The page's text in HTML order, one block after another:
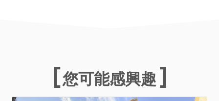
未特別載明，即表示經本院
以現場調查等方式予以調查
後，尚未發現有上開影響交
您可能感興趣